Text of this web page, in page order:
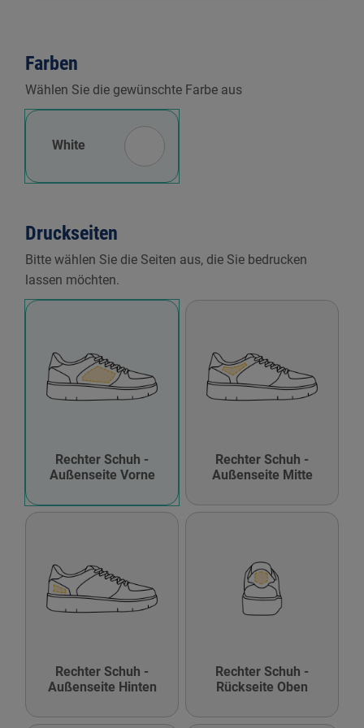
Farben
Wählen Sie die gewünschte Farbe aus
White
Druckseiten
Bitte wählen Sie die Seiten aus, die Sie bedrucken
lassen möchten.
Rechter Schuh -
Außenseite Vorne
Rechter Schuh -
Außenseite Mitte
Rechter Schuh -
Außenseite Hinten
Rechter Schuh -
Rückseite Oben